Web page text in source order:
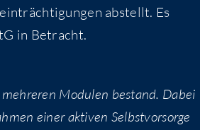
abstellt. Es
in Betracht.
Modu­len bestand. Dabei
einer akti­ven Selbst­vor­sor­ge